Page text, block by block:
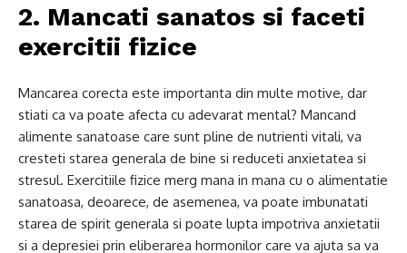
2. Mancati sanatos si faceti
exercitii fizice
Mancarea corecta este importanta din multe motive, dar
stiati ca va poate afecta cu adevarat mental? Mancand
alimente sanatoase care sunt pline de nutrienti vitali, va
cresteti starea generala de bine si reduceti anxietatea si
stresul. Exercitiile fizice merg mana in mana cu o alimentatie
sanatoasa, deoarece, de asemenea, va poate imbunatati
starea de spirit generala si poate lupta impotriva anxietatii
si a depresiei prin eliberarea hormonilor care va ajuta sa va